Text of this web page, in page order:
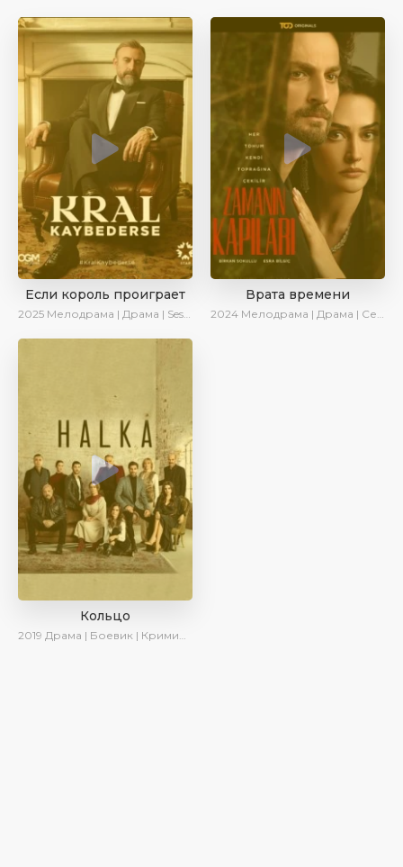
Если король проиграет
2025 Мелодрама | Драма | SesDizi | Ирина Котова | AlisaDirilis | Turok1990 | Новинки | Сериалы 2025
Врата времени
2024 Мелодрама | Драма | Сериалы 2024
Кольцо
2019 Драма | Боевик | Криминал